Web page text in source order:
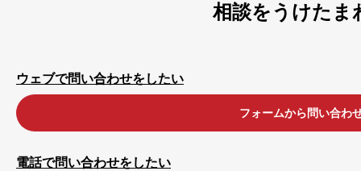
相談をうけたま
ウェブで問い合わせをしたい
フォームから問い合わ
電話で問い合わせをしたい